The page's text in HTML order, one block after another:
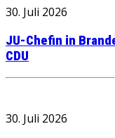
30. Juli 2026
JU-Chefin in
CDU
30. Juli 2026